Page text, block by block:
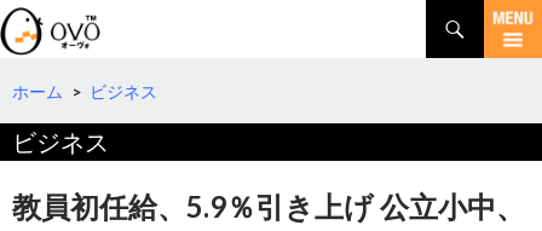
検
索
コ
テ
へ
移
動
ホーム > ビジネス
ビジネス
教員初任給、5.9％引き上げ 公立小中、